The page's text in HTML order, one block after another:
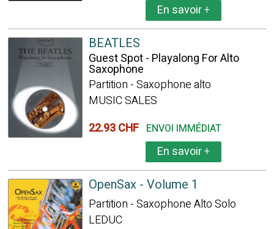
En savoir+
BEATLES
Guest Spot - Playalong For Alto
Saxophone
Partition - Saxophone alto
MUSIC SALES
22.93 CHF ENVOI IMMÉDIAT
En savoir+
OpenSax - Volume 1
Partition - Saxophone Alto Solo
LEDUC